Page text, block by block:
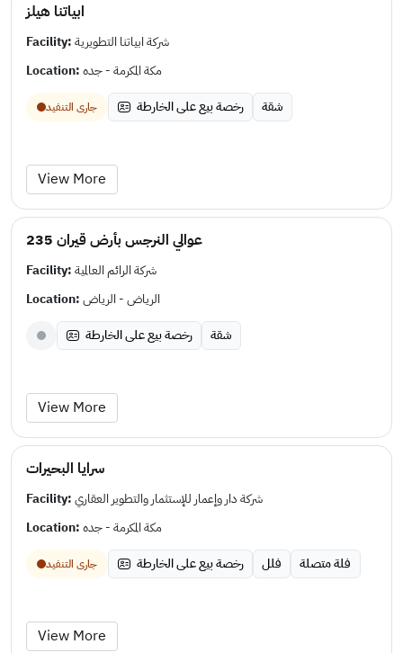
ابياتنا هيلز
Facility:شركة ابياتنا التطويرية
Location:مكة المكرمة - جده
جارى التنفيد رخصة بيع على الخارطة شقة
View More
عوالي النرجس بأرض قيران 235
Facility:شركة الرائم العالمية
Location:الرياض - الرياض
رخصة بيع على الخارطة
شقة
View More
سرايا البحيرات
Facility:شركة دار وإعمار للإستثمار والتطوير العقاري
Location:مكة المكرمة - جده
جارى التنفيد رخصة بيع على الخارطة فلل فلة متصلة
View More